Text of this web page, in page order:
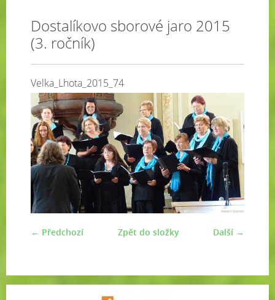
Dostalíkovo sborové jaro 2015
(3. ročník)
Velka_Lhota_2015_74
← Předchozí Další →
Zpět do složky